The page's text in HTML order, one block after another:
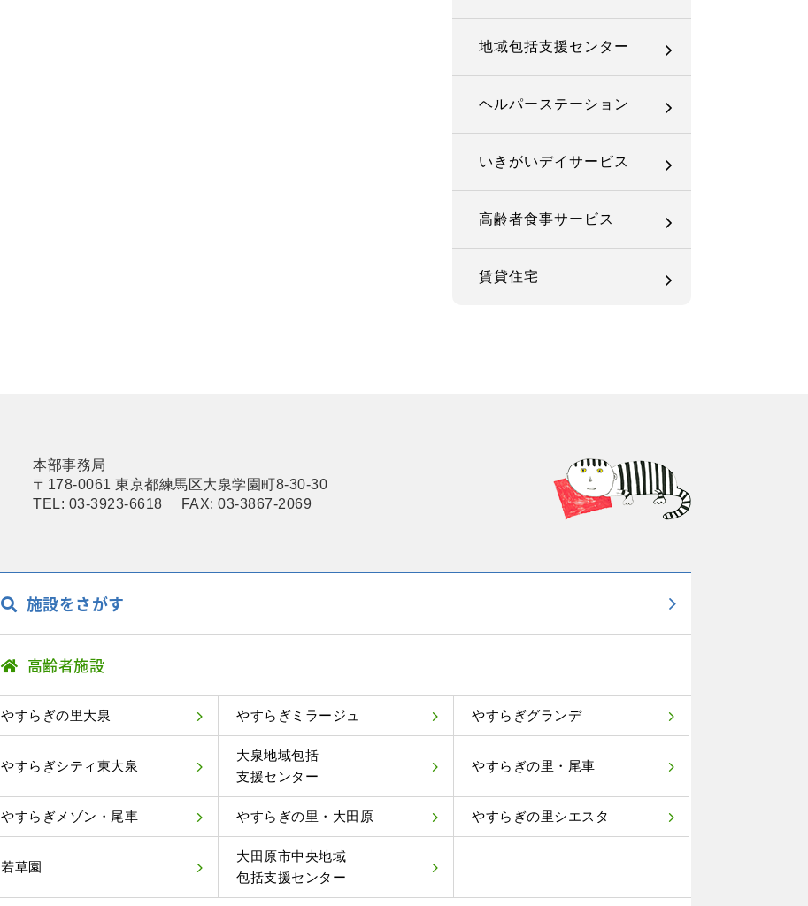
地域包括支援センター
ヘルパーステーション
いきがいデイサービス
高齢者食事サービス
賃貸住宅
本部事務局
〒178-0061 東京都練馬区大泉学園町8-30-30
TEL: 03-3923-6618 FAX: 03-3867-2069
施設をさがす
高齢者施設
やすらぎの里大泉 やすらぎミラージュ やすらぎグランデ
やすらぎシティ東大泉
大泉地域包括
支援センター
やすらぎの里・尾車
やすらぎメゾン・尾車 やすらぎの里・大田原 やすらぎの里シエスタ
若草園
大田原市中央地域
包括支援センター